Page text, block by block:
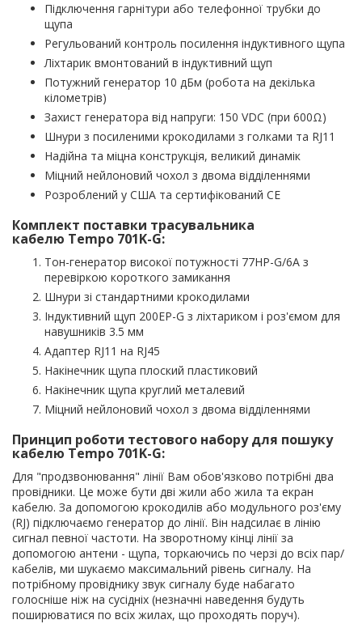
Підключення гарнітури або телефонної трубки до
щупа
Регульований контроль посилення індуктивного щупа
Ліхтарик вмонтований в індуктивний щуп
Потужний генератор 10 дБм (робота на декілька
кілометрів)
Захист генератора від напруги: 150 VDC (при 600Ω)
Шнури з посиленими крокодилами з голками та RJ11
Надійна та міцна конструкція, великий динамік
Міцний нейлоновий чохол з двома відділеннями
Розроблений у США та сертифікований CE
Комплект поставки трасувальника
кабелю Tempo 701K-G:
Тон-генератор високої потужності 77HP-G/6A з
перевіркою короткого замикання
Шнури зі стандартними крокодилами
Індуктивний щуп 200EP-G з ліхтариком і роз'ємом для
навушників 3.5 мм
Адаптер RJ11 на RJ45
Накінечник щупа плоский пластиковий
Накінечник щупа круглий металевий
Міцний нейлоновий чохол з двома відділеннями
Принцип роботи тестового набору для пошуку
кабелю Tempo 701K-G:
Для "продзвонювання" лінії Вам обов'язково потрібні два
провідники. Це може бути дві жили або жила та екран
кабелю. За допомогою крокодилів або модульного роз'єму
(RJ) підключаємо генератор до лінії. Він надсилає в лінію
сигнал певної частоти. На зворотному кінці лінії за
допомогою антени - щупа, торкаючись по черзі до всіх пар/
кабелів, ми шукаємо максимальний рівень сигналу. На
потрібному провіднику звук сигналу буде набагато
голосніше ніж на сусідніх (незначні наведення будуть
поширюватися по всіх жилах, що проходять поруч).